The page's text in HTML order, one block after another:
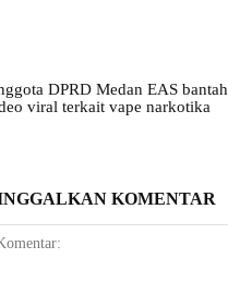
DPRD Medan EAS bantah
viral terkait vape narkotika
KOMENTAR